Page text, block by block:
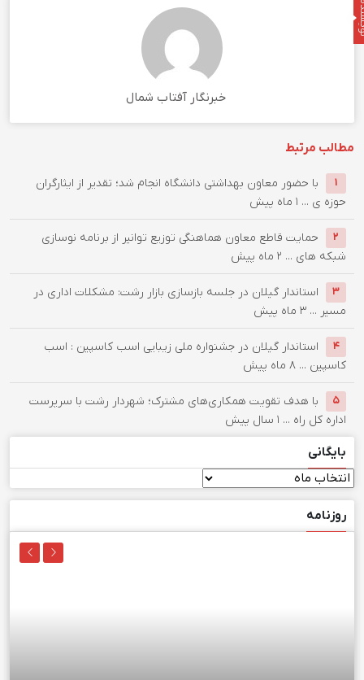
خبرنگار آفتاب شمال
مطالب مرتبط
۱
با حضور معاون بهداشتی دانشگاه انجام شد؛ تقدیر از ایثارگران
حوزه ی ... ۱ ماه پیش
۲
حمایت قاطع معاون هماهنگی توزیع توانیر از برنامه نوسازی
شبكه های ... ۲ ماه پیش
۳
استاندار گیلان در جلسه بازسازی بازار رشت: مشکلات اداری در
مسیر ... ۳ ماه پیش
۴
استاندار گیلان در جشنواره ملی زیبایی اسب کاسپین : اسب
کاسپین ... ۸ ماه پیش
۵
با هدف تقویت همکاری‌های مشترک؛ شهردار رشت با سرپرست
اداره کل راه ... ۱ سال پیش
بایگانی
بایگانی
روزنامه